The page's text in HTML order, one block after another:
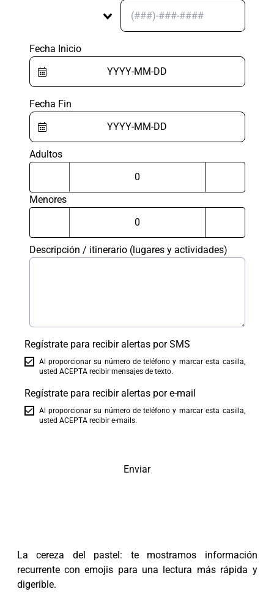
Fecha Inicio
Fecha Fin
Adultos
Menores
Descripción / itinerario (lugares y actividades)
Regístrate para recibir alertas por SMS
Al proporcionar su número de teléfono y marcar esta casilla,
usted ACEPTA recibir mensajes de texto.
Regístrate para recibir alertas por e-mail
Al proporcionar su número de teléfono y marcar esta casilla,
usted ACEPTA recibir e-mails.
Enviar
La cereza del pastel: te mostramos información
recurrente con emojis para una lectura más rápida y
digerible.